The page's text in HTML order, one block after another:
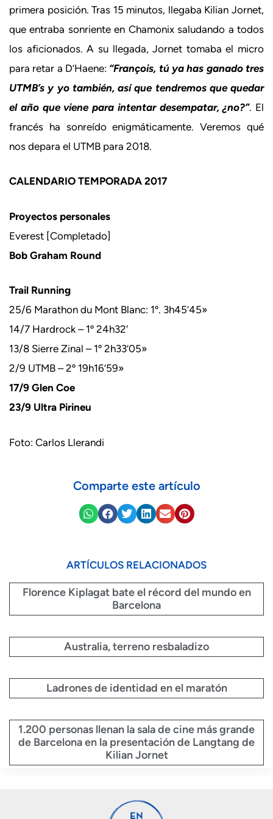
primera posición. Tras 15 minutos, llegaba Kilian Jornet,
que entraba sonriente en Chamonix saludando a todos
los aficionados. A su llegada, Jornet tomaba el micro
para retar a D’Haene: “François, tú ya has ganado tres
UTMB’s y yo también, así que tendremos que quedar
el año que viene para intentar desempatar, ¿no?”. El
francés ha sonreído enigmáticamente. Veremos qué
nos depara el UTMB para 2018.
CALENDARIO TEMPORADA 2017
Proyectos personales
Everest [Completado]
Bob Graham Round
Trail Running
25/6 Marathon du Mont Blanc: 1º. 3h45’45»
14/7 Hardrock – 1º 24h32′
13/8 Sierre Zinal – 1º 2h33’05»
2/9 UTMB – 2º 19h16’59»
17/9 Glen Coe
23/9 Ultra Pirineu
Foto: Carlos Llerandi
Comparte este artículo
ARTÍCULOS RELACIONADOS
Florence Kiplagat bate el récord del mundo en
Barcelona
Australia, terreno resbaladizo
Ladrones de identidad en el maratón
1.200 personas llenan la sala de cine más grande
de Barcelona en la presentación de Langtang de
Kilian Jornet